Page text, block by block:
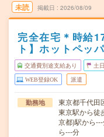
未読 掲載日 2026/08/09
完全在宅＊時給
ト】ホットペッ
交通費別途支給あり 土
WEB登録OK 派遣
勤務地
東京都千代田
東京駅から徒
京都)駅から
ら---分